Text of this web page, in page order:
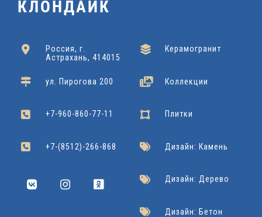
с высокой точностью воссоздать фактуру и цвет
элегантности и изысканности. Она станет отличным
выбором для реализации роскошных, премиальных
6
0
Gracia Ceramica
x
6
Azori
Подробнее
5
0
Gracia Ceramica
КЛОНДАЙК
Россия, г.
Астрахань, 414015
ул. Пирогова 200
+7-960-860-77-11
+7-(8512)-266-868
Керамогранит
Коллекции
Плитки
Дизайн: Камень
Дизайн: Дерево
Дизайн: Бетон